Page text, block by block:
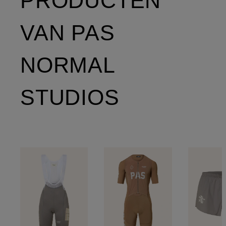
VAN PAS
NORMAL
STUDIOS